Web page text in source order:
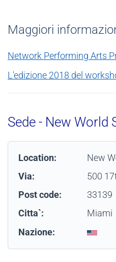
Maggiori
Network Performing Arts
L'edizione 2018 del
Sede - New World
Location:
New
Via:
500
Post code:
33139
Citta`:
Miami
Nazione: